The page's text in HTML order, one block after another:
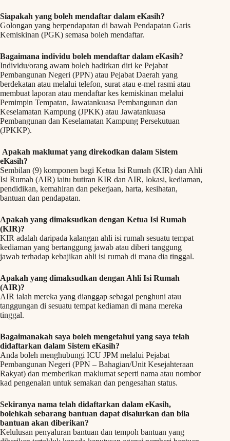
Siapakah yang boleh mendaftar dalam eKasih?
Golongan yang berpendapatan di bawah Pendapatan Garis
Kemiskinan (PGK) semasa boleh mendaftar.
Bagaimana individu boleh mendaftar dalam eKasih?
Individu/orang awam boleh hadirkan diri ke Pejabat
Pembangunan Negeri (PPN) atau Pejabat Daerah yang
berdekatan atau melalui telefon, surat atau e-mel rasmi atau
membuat laporan atau mendaftar kes kemiskinan melalui
Pemimpin Tempatan, Jawatankuasa Pembangunan dan
Keselamatan Kampung (JPKK) atau Jawatankuasa
Pembangunan dan Keselamatan Kampung Persekutuan
(JPKKP).
Apakah maklumat yang direkodkan dalam Sistem
eKasih?
Sembilan (9) komponen bagi Ketua Isi Rumah (KIR) dan Ahli
Isi Rumah (AIR) iaitu butiran KIR dan AIR, lokasi, kediaman,
pendidikan, kemahiran dan pekerjaan, harta, kesihatan,
bantuan dan pendapatan.
Apakah yang dimaksudkan dengan Ketua Isi Rumah
(KIR)?
KIR adalah daripada kalangan ahli isi rumah sesuatu tempat
kediaman yang bertanggung jawab atau diberi tanggung
jawab terhadap kebajikan ahli isi rumah di mana dia tinggal.
Apakah yang dimaksudkan dengan Ahli Isi Rumah
(AIR)?
AIR ialah mereka yang dianggap sebagai penghuni atau
tanggungan di sesuatu tempat kediaman di mana mereka
tinggal.
Bagaimanakah saya boleh mengetahui yang saya telah
didaftarkan dalam Sistem eKasih?
Anda boleh menghubungi ICU JPM melalui Pejabat
Pembangunan Negeri (PPN – Bahagian/Unit Kesejahteraan
Rakyat) dan memberikan maklumat seperti nama atau nombor
kad pengenalan untuk semakan dan pengesahan status.
Sekiranya nama telah didaftarkan dalam eKasih,
bolehkah sebarang bantuan dapat disalurkan dan bila
bantuan akan diberikan?
Kelulusan penyaluran bantuan dan tempoh bantuan yang